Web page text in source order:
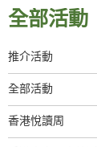
全部活動
推介活動
全部活動
香港悅讀周